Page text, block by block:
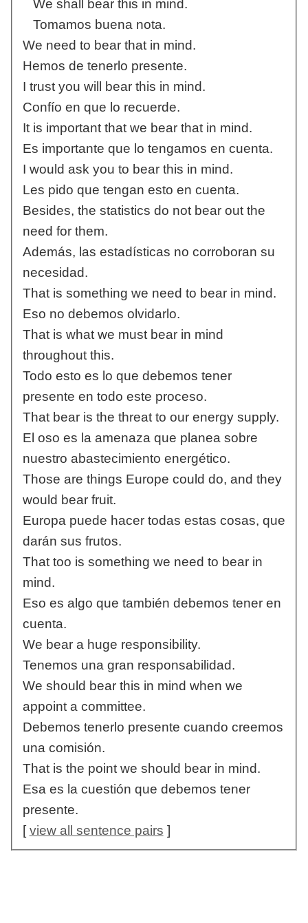
We shall bear this in mind.
Tomamos buena nota.
We need to bear that in mind.
Hemos de tenerlo presente.
I trust you will bear this in mind.
Confío en que lo recuerde.
It is important that we bear that in mind.
Es importante que lo tengamos en cuenta.
I would ask you to bear this in mind.
Les pido que tengan esto en cuenta.
Besides, the statistics do not bear out the
need for them.
Además, las estadísticas no corroboran su
necesidad.
That is something we need to bear in mind.
Eso no debemos olvidarlo.
That is what we must bear in mind
throughout this.
Todo esto es lo que debemos tener
presente en todo este proceso.
That bear is the threat to our energy supply.
El oso es la amenaza que planea sobre
nuestro abastecimiento energético.
Those are things Europe could do, and they
would bear fruit.
Europa puede hacer todas estas cosas, que
darán sus frutos.
That too is something we need to bear in
mind.
Eso es algo que también debemos tener en
cuenta.
We bear a huge responsibility.
Tenemos una gran responsabilidad.
We should bear this in mind when we
appoint a committee.
Debemos tenerlo presente cuando creemos
una comisión.
That is the point we should bear in mind.
Esa es la cuestión que debemos tener
presente.
[view all sentence pairs ]